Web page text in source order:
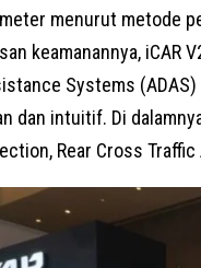
menurut metode
keamanannya, iCAR
Systems
dan intuitif. Di
Rear Cross